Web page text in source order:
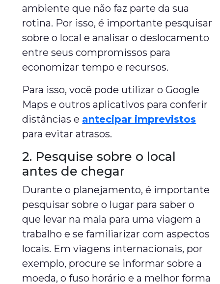
ambiente que não faz parte da sua
rotina. Por isso, é importante pesquisar
sobre o local e analisar o deslocamento
entre seus compromissos para
economizar tempo e recursos.
Para isso, você pode utilizar o Google
Maps e outros aplicativos para conferir
distâncias e antecipar imprevistos
para evitar atrasos.
2. Pesquise sobre o local
antes de chegar
Durante o planejamento, é importante
pesquisar sobre o lugar para saber o
que levar na mala para uma viagem a
trabalho e se familiarizar com aspectos
locais. Em viagens internacionais, por
exemplo, procure se informar sobre a
moeda, o fuso horário e a melhor forma